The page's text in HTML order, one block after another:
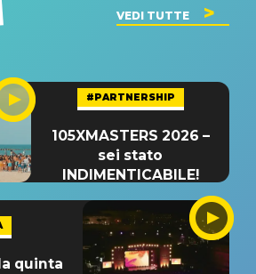
VEDI TUTTE
#PARTNERSHIP
105XMASTERS 2026 –
sei stato
INDIMENTICABILE!
quinta